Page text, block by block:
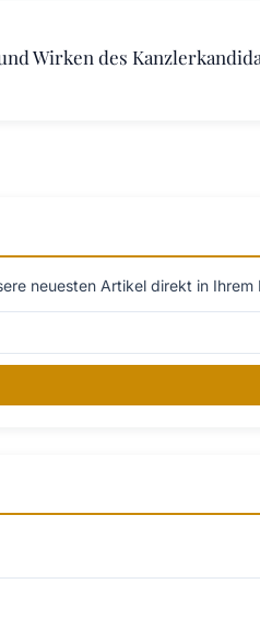
Wirken des
neuesten Artikel direkt in